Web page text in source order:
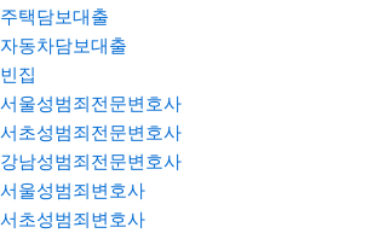
주택담보대출
자동차담보대출
빈집
서울성범죄전문변호사
서초성범죄전문변호사
강남성범죄전문변호사
서울성범죄변호사
서초성범죄변호사